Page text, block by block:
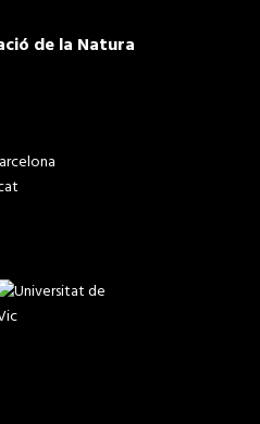
de la Natura